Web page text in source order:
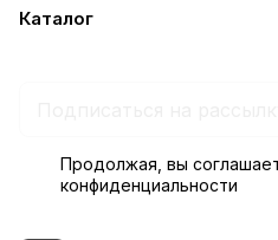
Каталог
Продолжая, вы
конфиденциальности